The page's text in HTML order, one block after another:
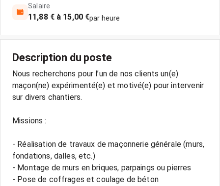
Salaire
11,88 € à 15,00 €par heure
Description du poste
Nous recherchons pour l’un de nos clients un(e)
maçon(ne) expérimenté(e) et motivé(e) pour intervenir
sur divers chantiers.
Missions :
- Réalisation de travaux de maçonnerie générale (murs,
fondations, dalles, etc.)
- Montage de murs en briques, parpaings ou pierres
- Pose de coffrages et coulage de béton